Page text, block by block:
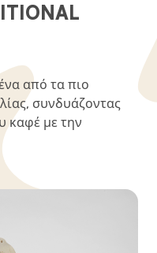
από τα πιο
συνδυάζοντας
καφέ με την